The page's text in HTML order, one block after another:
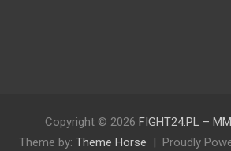
Copyright © 2026 FIGHT24.PL –
Theme by: Theme Horse Proudly